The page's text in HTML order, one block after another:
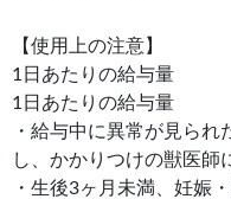
【使用上の注意】
1日あたりの給与量
1日あたりの給与量
・給与中に異常が見ら
し、かかりつけの獣医師
・生後3ヶ月未満、妊娠